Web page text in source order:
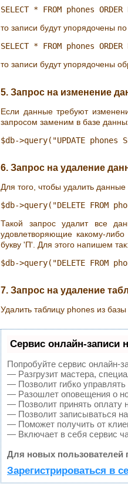
то записи будут упорядочены
то записи будут упорядочены
5. Запрос на изменение
Если данные требуют
запросом заменим в базе
6. Запрос на удаление
Для того, чтобы удалить
Такой запрос удалит все
удовлетворяющие какому-
букву 'П'. Для этого напишем так:
7. Запрос на удаление
Удалить таблицу phones из
Сервис онлайн-записи
Попробуйте сервис онлайн-
— Разгрузит мастера,
— Позволит гибко управлять
— Разошлет оповещения о
— Позволит принять оплату
— Позволит записываться
— Поможет получить от
— Включает в себя сервис
Для новых пользователей
Зарегистрироваться в